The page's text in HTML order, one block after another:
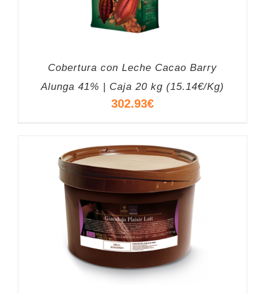
Cobertura con Leche Cacao Barry
Alunga 41% | Caja 20 kg (15.14€/Kg)
302.93€